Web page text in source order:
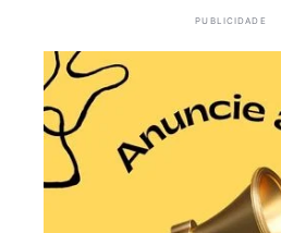
PUBLICIDADE